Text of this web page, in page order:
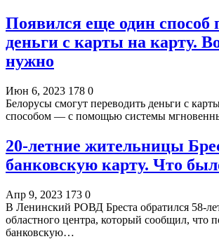
Появился еще один способ
деньги с карты на карту.
нужно
Июн 6, 2023 178 0
Белорусы смогут переводить деньги с
способом — с помощью системы
20-летние жительницы
банковскую карту. Что
Апр 9, 2023 173 0
В Ленинский РОВД Бреста обратился 58-
областного центра, который сообщил, что
банковскую…